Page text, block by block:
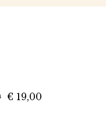
€ 19,00